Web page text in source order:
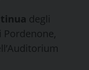
degli
Pordenone,